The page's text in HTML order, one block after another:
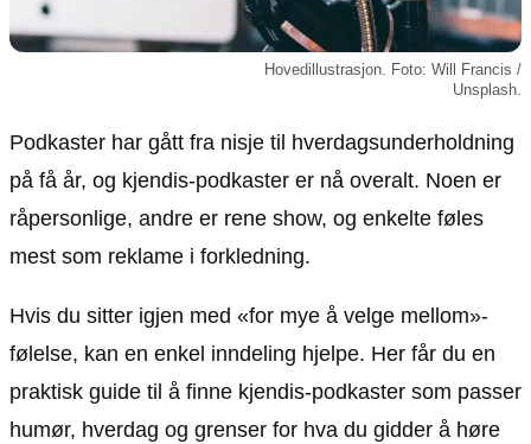
Om oss
Kontakt oss
Hovedillustrasjon. Foto: Will Francis /
Unsplash.
Podkaster har gått fra nisje til hverdagsunderholdning
på få år, og kjendis-podkaster er nå overalt. Noen er
råpersonlige, andre er rene show, og enkelte føles
mest som reklame i forkledning.
Hvis du sitter igjen med «for mye å velge mellom»-
følelse, kan en enkel inndeling hjelpe. Her får du en
praktisk guide til å finne kjendis-podkaster som passer
humør, hverdag og grenser for hva du gidder å høre